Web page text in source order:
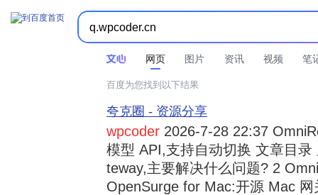
网页 图片 资讯 视频 笔
时间不限  所有网页和文件  站点内检索 
百度为您找到以下结果
夸克圈 - 资源分享
wpcoder 2026-7-28 22:37
模型 API,支持自动切换 文章目
teway,主要解决什么问题? 2
OpenSurge for Mac:开源 Mac